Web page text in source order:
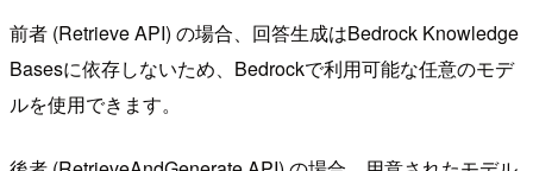
前者 (Retrieve API) の場合、回答生成はBedrock Knowledge
Basesに依存しないため、Bedrockで利用可能な任意のモデ
ルを使用できます。